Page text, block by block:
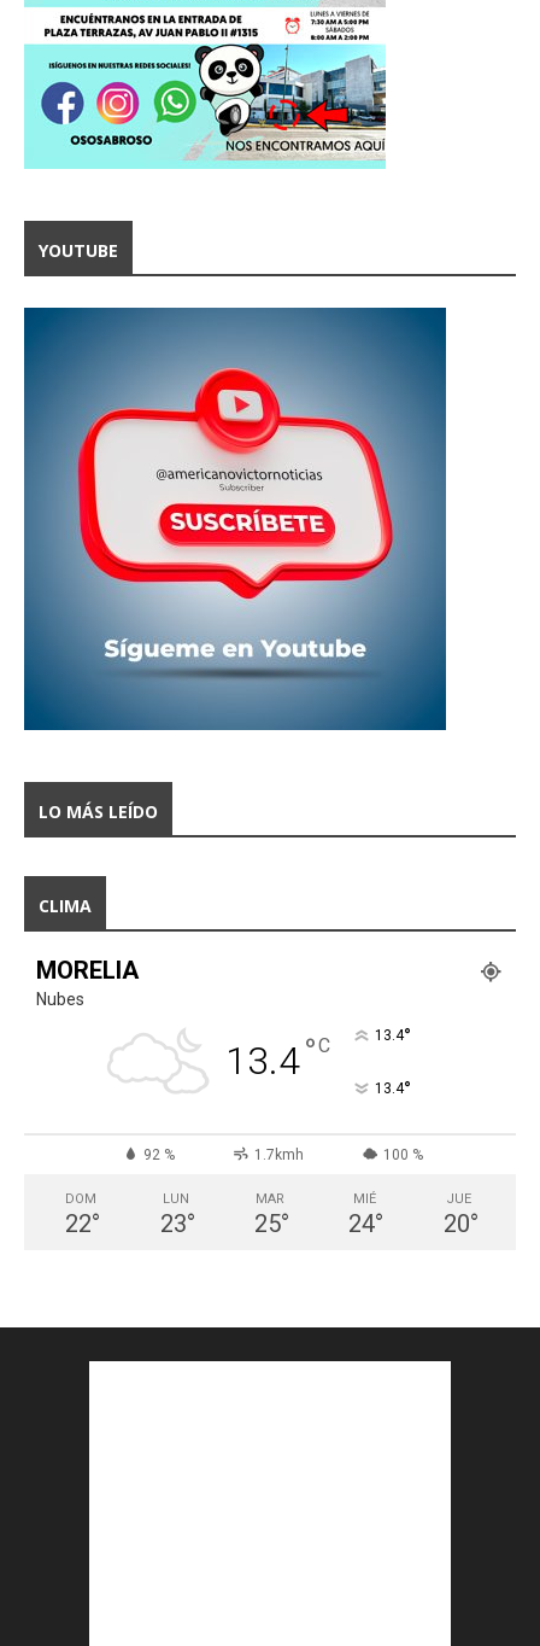
YOUTUBE
LO MÁS LEÍDO
CLIMA
MORELIA
Nubes
13.4°C 13.4°
13.4°
92 % 1.7kmh 100 %
DOM
22°
LUN
23°
MAR
25°
MIÉ
24°
JUE
20°